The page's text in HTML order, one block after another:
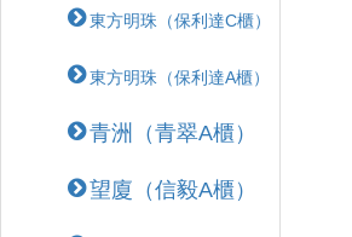
東方明珠（保利達C櫃）
東方明珠（保利達A櫃）
青洲（青翠A櫃）
望廈（信毅A櫃）